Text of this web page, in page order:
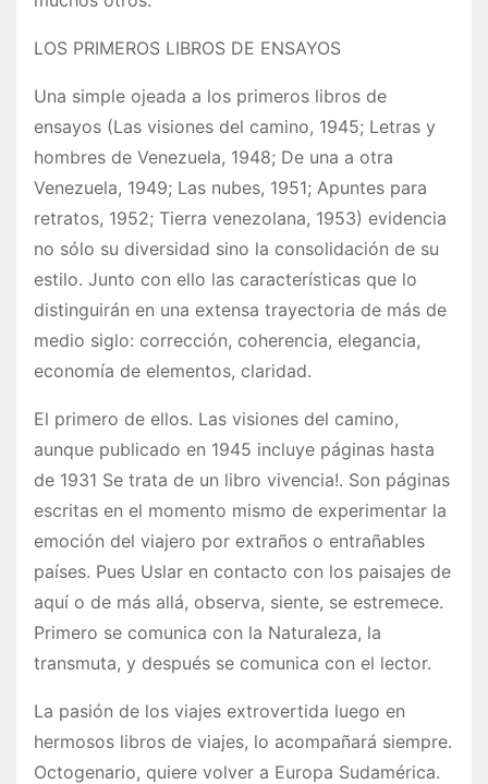
LOS PRIMEROS LIBROS DE ENSAYOS
Una simple ojeada a los primeros libros de
ensayos (Las visiones del camino, 1945; Letras y
hombres de Venezuela, 1948; De una a otra
Venezuela, 1949; Las nubes, 1951; Apuntes para
retratos, 1952; Tierra venezolana, 1953) evidencia
no sólo su diversidad sino la consolidación de su
estilo. Junto con ello las características que lo
distinguirán en una extensa trayectoria de más de
medio siglo: corrección, coherencia, elegancia,
economía de elementos, claridad.
El primero de ellos. Las visiones del camino,
aunque publicado en 1945 incluye páginas hasta
de 1931 Se trata de un libro vivencia!. Son páginas
escritas en el momento mismo de experimentar la
emoción del viajero por extraños o entrañables
países. Pues Uslar en contacto con los paisajes de
aquí o de más allá, observa, siente, se estremece.
Primero se comunica con la Naturaleza, la
transmuta, y después se comunica con el lector.
La pasión de los viajes extrovertida luego en
hermosos libros de viajes, lo acompañará siempre.
Octogenario, quiere volver a Europa Sudamérica.